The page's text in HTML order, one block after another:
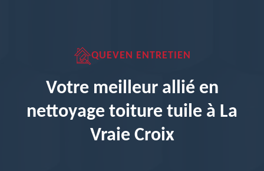
QUEVEN ENTRETIEN
Votre meilleur allié en
nettoyage toiture tuile à La
Vraie Croix